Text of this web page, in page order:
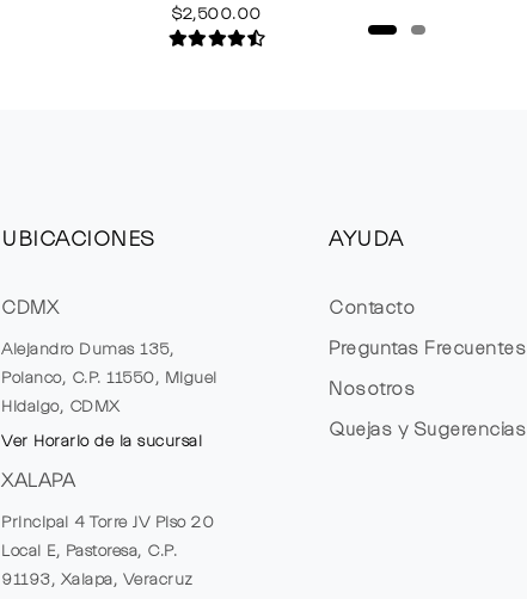
$2,500.00
UBICACIONES
CDMX
Alejandro Dumas 135,
Polanco, C.P. 11550, Miguel
Hidalgo, CDMX
Ver Horario de la sucursal
XALAPA
Principal 4 Torre JV Piso 20
Local E, Pastoresa, C.P.
91193, Xalapa, Veracruz
AYUDA
Contacto
Preguntas Frecuentes
Nosotros
Quejas y Sugerencias